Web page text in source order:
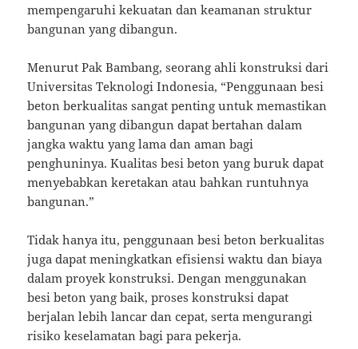
mempengaruhi kekuatan dan keamanan struktur
bangunan yang dibangun.
Menurut Pak Bambang, seorang ahli konstruksi dari
Universitas Teknologi Indonesia, “Penggunaan besi
beton berkualitas sangat penting untuk memastikan
bangunan yang dibangun dapat bertahan dalam
jangka waktu yang lama dan aman bagi
penghuninya. Kualitas besi beton yang buruk dapat
menyebabkan keretakan atau bahkan runtuhnya
bangunan.”
Tidak hanya itu, penggunaan besi beton berkualitas
juga dapat meningkatkan efisiensi waktu dan biaya
dalam proyek konstruksi. Dengan menggunakan
besi beton yang baik, proses konstruksi dapat
berjalan lebih lancar dan cepat, serta mengurangi
risiko keselamatan bagi para pekerja.